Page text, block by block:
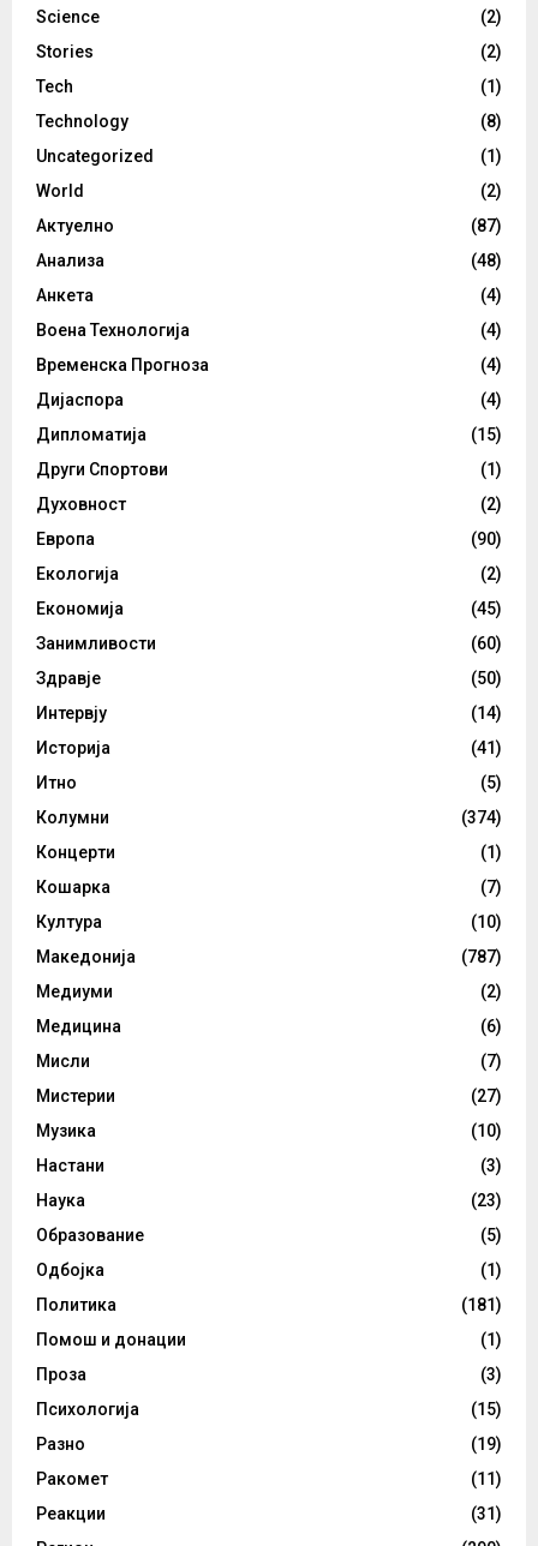
Science
(2)
Stories
(2)
Tech
(1)
Technology
(8)
Uncategorized
(1)
World
(2)
Актуелно
(87)
Анализа
(48)
Анкета
(4)
Воена Технологија
(4)
Временска Прогноза
(4)
Дијаспора
(4)
Дипломатија
(15)
Други Спортови
(1)
Духовност
(2)
Европа
(90)
Екологија
(2)
Економија
(45)
Занимливости
(60)
Здравје
(50)
Интервју
(14)
Историја
(41)
Итно
(5)
Колумни
(374)
Концерти
(1)
Кошарка
(7)
Култура
(10)
Македонија
(787)
Медиуми
(2)
Медицина
(6)
Мисли
(7)
Мистерии
(27)
Музика
(10)
Настани
(3)
Наука
(23)
Образование
(5)
Одбојка
(1)
Политика
(181)
Помош и донации
(1)
Проза
(3)
Психологија
(15)
Разно
(19)
Ракомет
(11)
Реакции
(31)